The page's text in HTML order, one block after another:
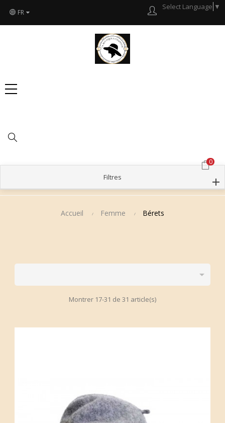
FR
Select Language ▼
0
Chercher
Filtres
Accueil Femme Bérets

Montrer 17-31 de 31 article(s)